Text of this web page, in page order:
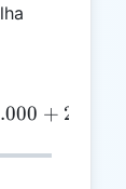
100
+ 200